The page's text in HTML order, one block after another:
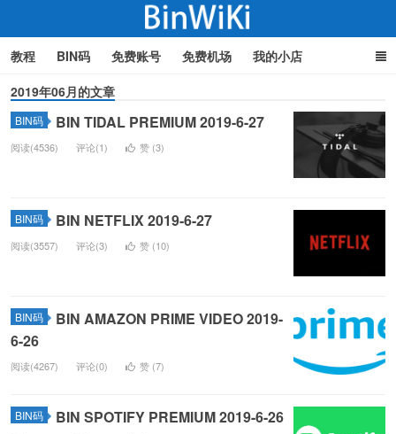
教程 BIN码 免费账号 免费机场
我的小店
2019年06月的文章
BIN码 BIN TIDAL PREMIUM 2019-6-27
阅读(4536) 评论(1) 赞 (3)
BIN码 BIN NETFLIX 2019-6-27
阅读(3557) 评论(3) 赞 (10)
BIN码
BIN AMAZON PRIME VIDEO 2019-
6-26
阅读(4267) 评论(0) 赞 (7)
BIN码 BIN SPOTIFY PREMIUM 2019-6-26